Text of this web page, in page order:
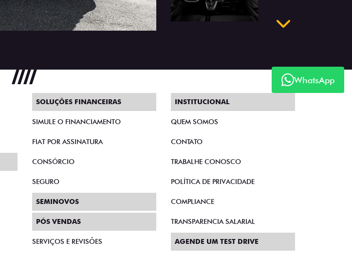
WhatsApp
SOLUÇÕES FINANCEIRAS
SIMULE O FINANCIAMENTO
FIAT POR ASSINATURA
CONSÓRCIO
SEGURO
SEMINOVOS
PÓS VENDAS
SERVIÇOS E REVISÕES
INSTITUCIONAL
QUEM SOMOS
CONTATO
TRABALHE CONOSCO
POLÍTICA DE PRIVACIDADE
COMPLIANCE
TRANSPARENCIA SALARIAL
AGENDE UM TEST DRIVE